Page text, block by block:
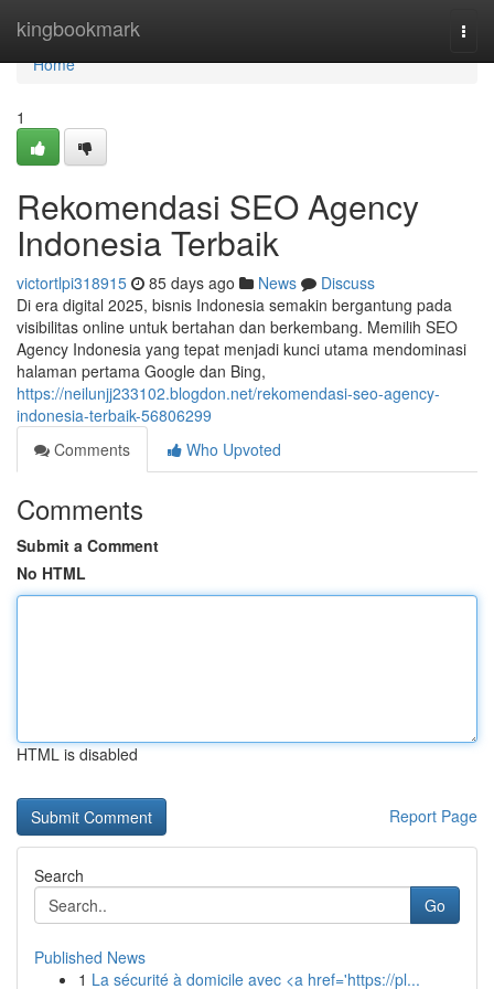
kingbookmark
Home
Home
1
Rekomendasi SEO Agency
Indonesia Terbaik
victortlpi318915 85 days ago News
Discuss
Di era digital 2025, bisnis Indonesia semakin bergantung pada
visibilitas online untuk bertahan dan berkembang. Memilih SEO
Agency Indonesia yang tepat menjadi kunci utama mendominasi
halaman pertama Google dan Bing,
https://neilunjj233102.blogdon.net/rekomendasi-seo-agency-
indonesia-terbaik-56806299
Comments
Who Upvoted
Comments
Submit a Comment
No HTML
HTML is disabled
Report Page
Search
Go
Published News
1 La sécurité à domicile avec <a href='https://pl...